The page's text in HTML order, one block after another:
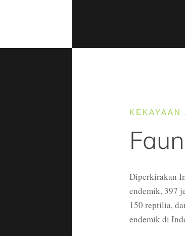
KEKAYAAN
Diperkirakan
endemik, 397
150 reptilia,
endemik di